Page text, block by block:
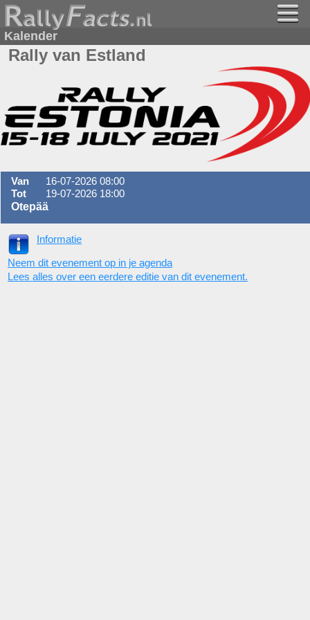
Kalender
Rally van Estland
Van
16-07-2026 08:00
Tot
19-07-2026 18:00
Otepää
Informatie
Neem dit evenement op in je agenda
Lees alles over een eerdere editie van dit evenement.